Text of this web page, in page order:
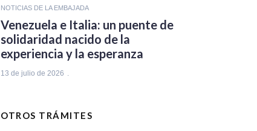
NOTICIAS DE LA EMBAJADA
Venezuela e Italia: un puente de
solidaridad nacido de la
experiencia y la esperanza
13 de julio de 2026
OTROS TRÁMITES